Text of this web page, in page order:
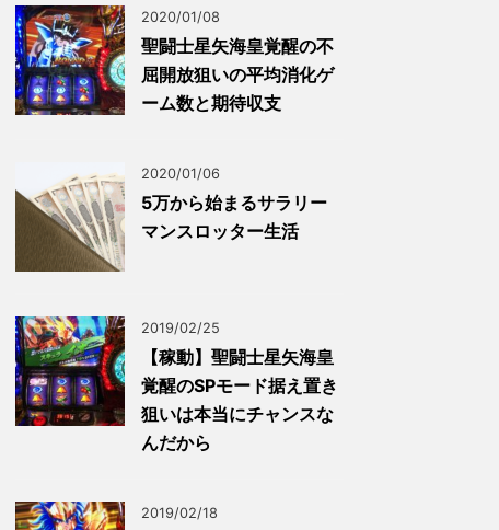
2020/01/08
聖闘士星矢海皇覚醒の不
屈開放狙いの平均消化ゲ
ーム数と期待収支
2020/01/06
5万から始まるサラリー
マンスロッター生活
2019/02/25
【稼動】聖闘士星矢海皇
覚醒のSPモード据え置き
狙いは本当にチャンスな
んだから
2019/02/18